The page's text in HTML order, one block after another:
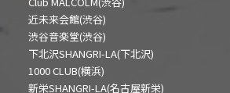
近未来会館(渋谷)
渋谷音楽堂(渋谷)
下北沢SHANGRI-LA(下北沢)
1000 CLUB(横浜)
新栄SHANGRI-LA(名古屋新栄)